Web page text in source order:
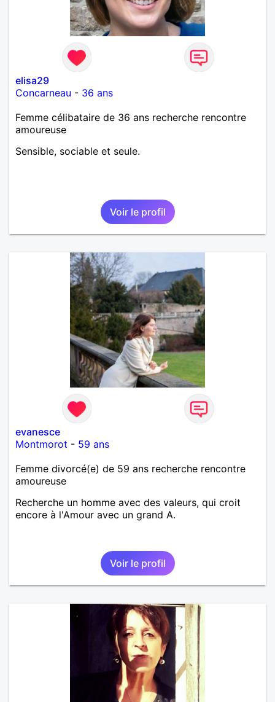
elisa29
Concarneau - 36 ans
Femme célibataire de 36 ans recherche rencontre
amoureuse
Sensible, sociable et seule.
Voir le profil
evanesce
Montmorot - 59 ans
Femme divorcé(e) de 59 ans recherche rencontre
amoureuse
Recherche un homme avec des valeurs, qui croit
encore à l'Amour avec un grand A.
Voir le profil